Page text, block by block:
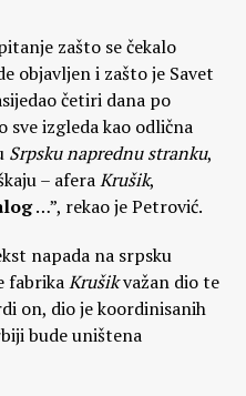
zašto se čekalo
objavljen i zašto je Savet
četiri dana po
sve izgleda kao odlična
Srpsku naprednu stranku,
– aferaKrušik,
…”, rekao je Petrović.
napada na srpsku
fabrikaKrušikvažan dio te
on, dio je koordinisanih
bude uništena